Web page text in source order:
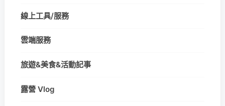
線上工具/服務
雲端服務
旅遊&美食&活動記事
露營 Vlog